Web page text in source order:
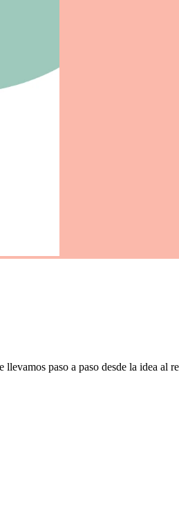
paso a paso desde la idea al